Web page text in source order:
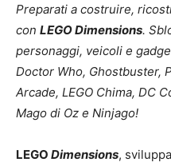
Preparati a costruire,
con LEGO Dimensions.
personaggi, veicoli e
Doctor Who, Ghostbuster,
Arcade, LEGO Chima, DC
Mago di Oz e Ninjago!
LEGO Dimensions,